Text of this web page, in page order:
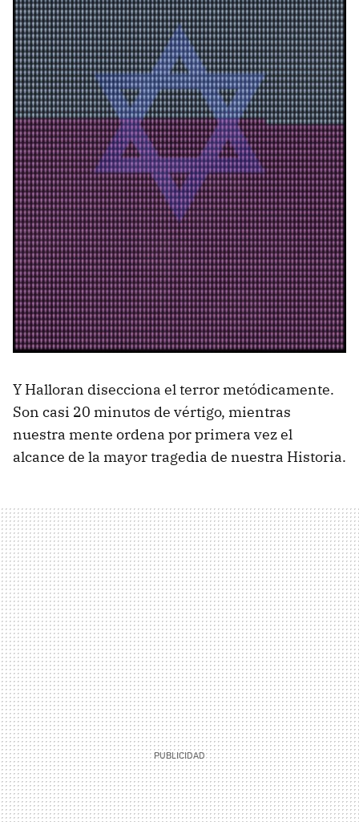
Y Halloran disecciona el terror metódicamente.
Son casi 20 minutos de vértigo, mientras
nuestra mente ordena por primera vez el
alcance de la mayor tragedia de nuestra Historia.